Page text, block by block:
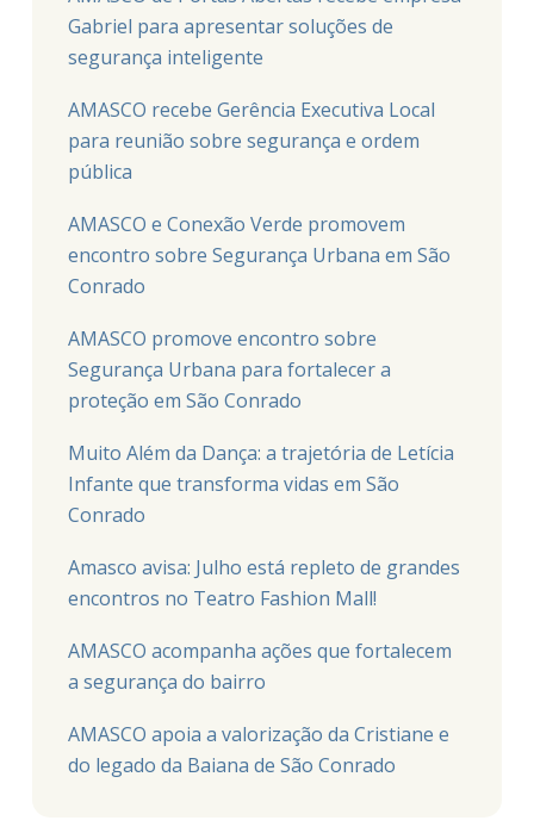
Gabriel para apresentar soluções de
segurança inteligente
AMASCO recebe Gerência Executiva Local
para reunião sobre segurança e ordem
pública
AMASCO e Conexão Verde promovem
encontro sobre Segurança Urbana em São
Conrado
AMASCO promove encontro sobre
Segurança Urbana para fortalecer a
proteção em São Conrado
Muito Além da Dança: a trajetória de Letícia
Infante que transforma vidas em São
Conrado
Amasco avisa: Julho está repleto de grandes
encontros no Teatro Fashion Mall!
AMASCO acompanha ações que fortalecem
a segurança do bairro
AMASCO apoia a valorização da Cristiane e
do legado da Baiana de São Conrado